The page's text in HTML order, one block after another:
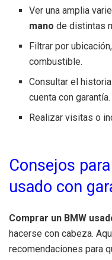
Ver una amplia
mano de distintas
Filtrar por
combustible.
Consultar el
cuenta con garantía.
Realizar visitas o
Consejos
usado con
Comprar un BMW
hacerse con cabeza.
recomendaciones para